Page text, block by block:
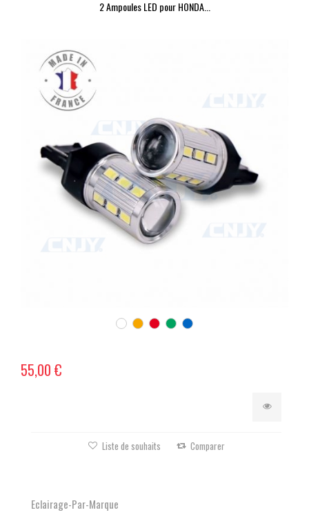
2 Ampoules LED pour HONDA...
55,00 €
Liste de souhaits Comparer
Eclairage-Par-Marque